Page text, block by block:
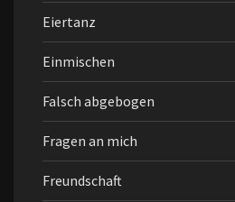
Eiertanz
Einmischen
Falsch abgebogen
Fragen an mich
Freundschaft